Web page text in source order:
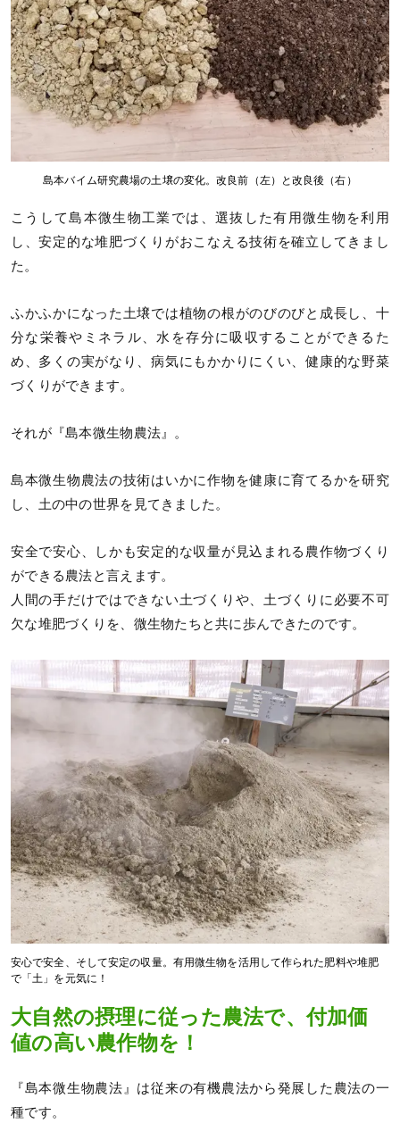
島本バイム研究農場の土壌の変化。改良前（左）と改良後（右）
こうして島本微生物工業では、選抜した有用微生物を利用
し、安定的な堆肥づくりがおこなえる技術を確立してきまし
た。
ふかふかになった土壌では植物の根がのびのびと成長し、十
分な栄養やミネラル、水を存分に吸収することができるた
め、多くの実がなり、病気にもかかりにくい、健康的な野菜
づくりができます。
それが『島本微生物農法』。
島本微生物農法の技術はいかに作物を健康に育てるかを研究
し、土の中の世界を見てきました。
安全で安心、しかも安定的な収量が見込まれる農作物づくり
ができる農法と言えます。
人間の手だけではできない土づくりや、土づくりに必要不可
欠な堆肥づくりを、微生物たちと共に歩んできたのです。
安心で安全、そして安定の収量。有用微生物を活用して作られた肥料や堆肥
で「土」を元気に！
大自然の摂理に従った農法で、付加価
値の高い農作物を！
『島本微生物農法』は従来の有機農法から発展した農法の一
種です。